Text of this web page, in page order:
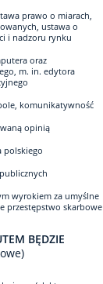
prawo o miarach,
ustawa o
i nadzoru rynku
oraz
m. in. edytora
komunikatywność
opinią
polskiego
wyrokiem za umyślne
przestępstwo skarbowe
BĘDZIE